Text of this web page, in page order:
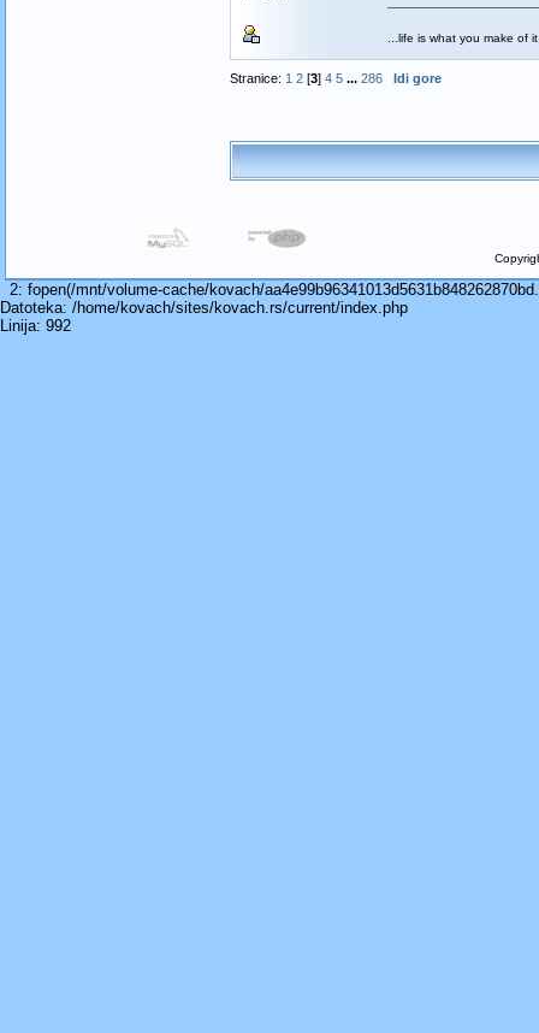
...life is what you make of
Stranice: 1 2[3] 4 5 ... 286 Idi gore
2: fopen(/mnt/volume-cache/kovach/
Datoteka: /home/kovach/sites/kovach.rs/current/index.php
Linija: 992